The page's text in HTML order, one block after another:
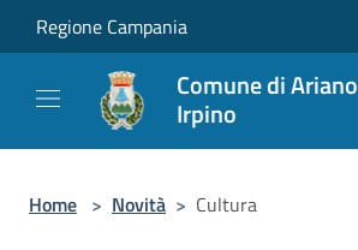
Salta al contenuto principale
Regione Campania
Comune di Ariano
Irpino
Home > Novità > Cultura